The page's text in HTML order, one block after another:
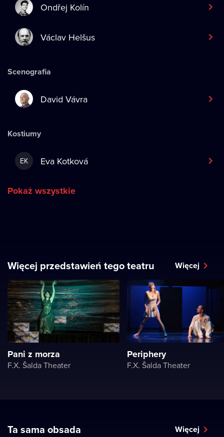
Ondřej Kolín
Václav Helšus
Scenografia
David Vávra
Kostiumy
EK Eva Kotková
Pokaż wszystkie
Więcej przedstawień tego teatru Więcej
Pani z morza
F.X. Šalda Theater
Periphery
F.X. Šalda Theater
Ta sama obsada Więcej